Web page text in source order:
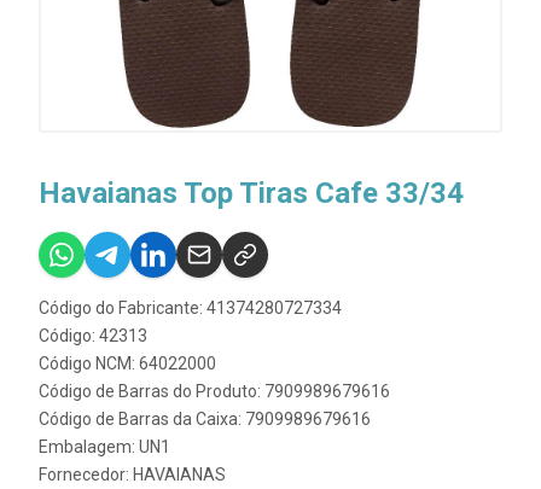
Havaianas Top Tiras Cafe 33/34
Código do Fabricante: 41374280727334
Código: 42313
Código NCM: 64022000
Código de Barras do Produto: 7909989679616
Código de Barras da Caixa: 7909989679616
Embalagem: UN1
Fornecedor: HAVAIANAS